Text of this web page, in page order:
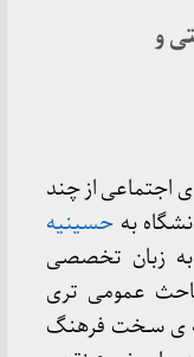
| شریعتی و
اجتماعی از چند
بهحسینیه
زبان تخصصی
عمومی تری
ی سـخت فرهنگ